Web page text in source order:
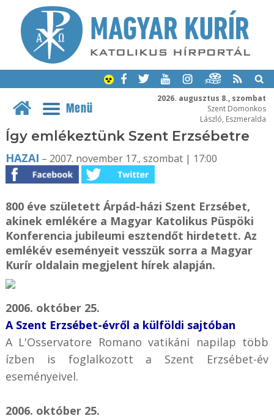
2026. augusztus 8., szombat
Szent Domonkos
László, Eszmeralda
Menü
Így emlékeztünk Szent Erzsébetre
HAZAI – 2007. november 17., szombat | 17:00
800 éve született Árpád-házi Szent Erzsébet,
akinek emlékére a Magyar Katolikus Püspöki
Konferencia jubileumi esztendőt hirdetett. Az
emlékév eseményeit vesszük sorra a Magyar
Kurír oldalain megjelent hírek alapján.
2006. október 25.
A Szent Erzsébet-évről a külföldi sajtóban
A L'Osservatore Romano vatikáni napilap több
ízben is foglalkozott a Szent Erzsébet-év
eseményeivel.
2006. október 25.